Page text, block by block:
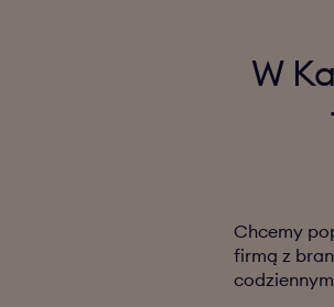
W
Chcemy
firmą z